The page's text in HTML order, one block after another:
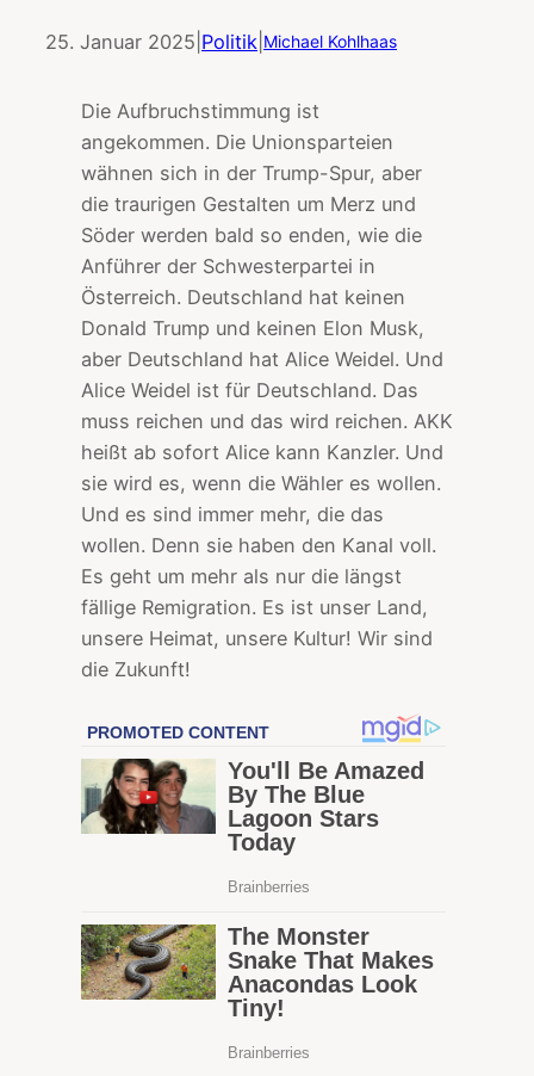
25. Januar 2025 Politik Michael Kohlhaas
Die Aufbruchstimmung ist
angekommen. Die Unionsparteien
wähnen sich in der Trump-Spur, aber
die traurigen Gestalten um Merz und
Söder werden bald so enden, wie die
Anführer der Schwesterpartei in
Österreich. Deutschland hat keinen
Donald Trump und keinen Elon Musk,
aber Deutschland hat Alice Weidel. Und
Alice Weidel ist für Deutschland. Das
muss reichen und das wird reichen. AKK
heißt ab sofort Alice kann Kanzler. Und
sie wird es, wenn die Wähler es wollen.
Und es sind immer mehr, die das
wollen. Denn sie haben den Kanal voll.
Es geht um mehr als nur die längst
fällige Remigration. Es ist unser Land,
unsere Heimat, unsere Kultur! Wir sind
die Zukunft!